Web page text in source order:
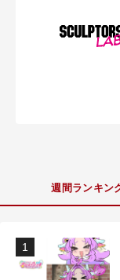
週間ランキン